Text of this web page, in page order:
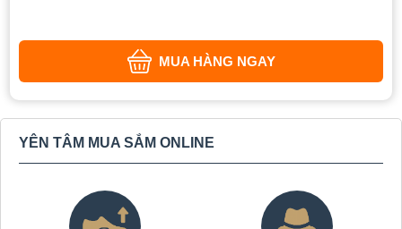
MUA HÀNG NGAY
YÊN TÂM MUA SẮM ONLINE